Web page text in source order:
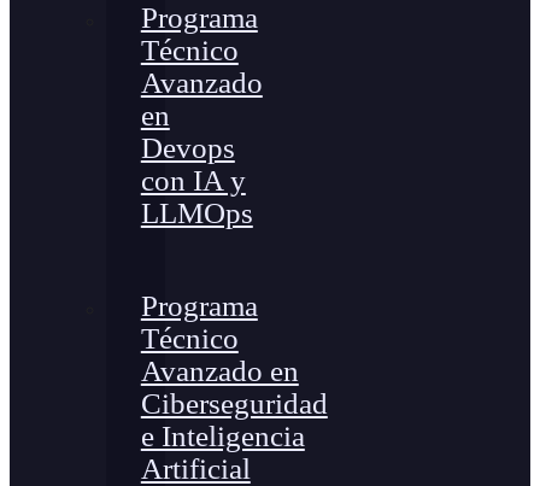
Programa
Técnico
Avanzado
en
Devops
con IA y
LLMOps
Programa
Técnico
Avanzado en
Ciberseguridad
e Inteligencia
Artificial